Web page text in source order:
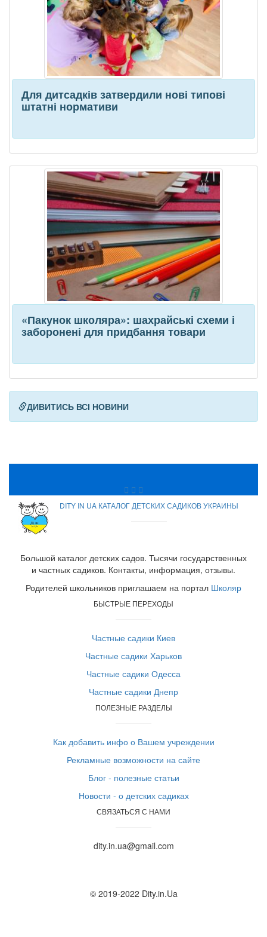
Для дитсадків затвердили нові типові
штатні нормативи
«Пакунок школяра»: шахрайські схеми і
заборонені для придбання товари
ДИВИТИСЬ ВСІ НОВИНИ
DITY IN UA КАТАЛОГ ДЕТСКИХ САДИКОВ УКРАИНЫ
Большой каталог детских садов. Тысячи государственных
и частных садиков. Контакты, информация, отзывы.
Родителей школьников приглашаем на портал Школяр
БЫСТРЫЕ ПЕРЕХОДЫ
Частные садики Киев
Частные садики Харьков
Частные садики Одесса
Частные садики Днепр
ПОЛЕЗНЫЕ РАЗДЕЛЫ
Как добавить инфо о Вашем учреждении
Рекламные возможности на сайте
Блог - полезные статьи
Новости - о детских садиках
СВЯЗАТЬСЯ С НАМИ
dity.in.ua@gmail.com
© 2019-2022 Dity.in.Ua